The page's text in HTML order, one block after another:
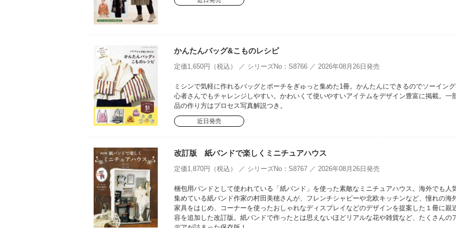
かんたんバッグ&こものレシピ
定価1,650円（税込） ／ シリーズNo：S8766 ／ 2026年08月26日発売
ミシンで気軽に作れるバッグとポーチをぎゅっと集めた1冊。かんたんにできるのでソーイン
心者さんでもチャレンジしやすい。かわいくて使いやすいアイテムをデザイン豊富に掲載。一
品の作り方はプロセス写真解説つき。
近日発売
改訂版 紙バンドで楽しくミニチュアハウス
定価1,870円（税込） ／ シリーズNo：S8767 ／ 2026年08月26日発売
梱包用バンドとして使われている「紙バンド」を使った素敵なミニチュアハウス。海外でも人
集めている紙バンド作家の村田美穂さんが、フレンチシャビーや北欧キッチンなど、憧れの海
家具をはじめ、コーナーを使ったおしゃれなディスプレイなどのデザインを提案した１冊に親
容を追加した改訂版。紙バンドで作ったとは思えないほどリアルな花や雑貨など、たくさんの